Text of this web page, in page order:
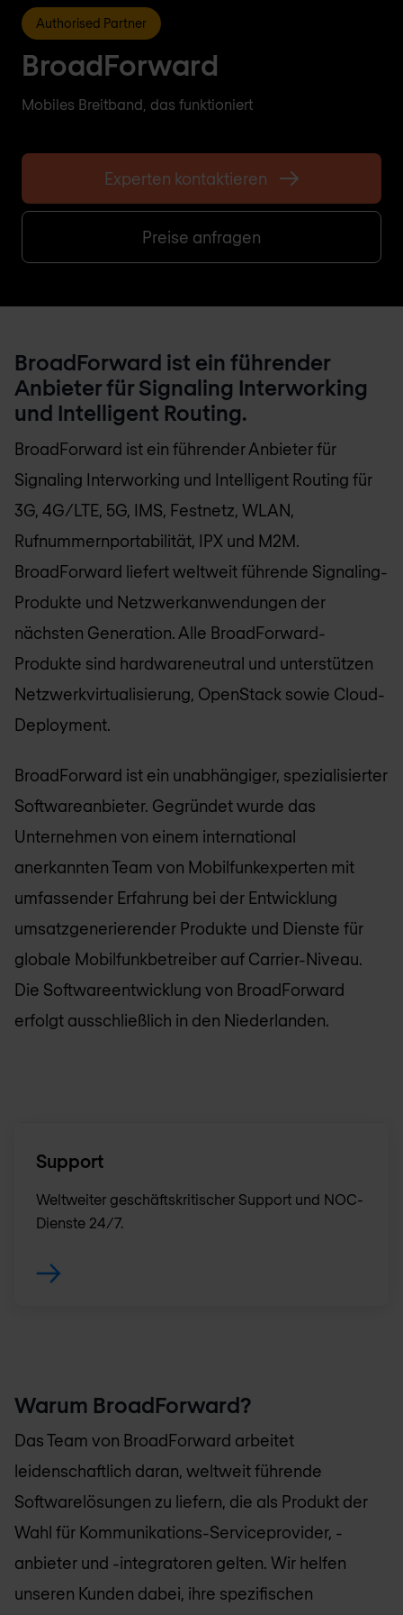
Authorised Partner
BroadForward
Mobiles Breitband, das funktioniert
Experten kontaktieren
Preise anfragen
BroadForward ist ein führender
Anbieter für Signaling Interworking
und Intelligent Routing.
BroadForward ist ein führender Anbieter für
Signaling Interworking und Intelligent Routing für
3G, 4G/LTE, 5G, IMS, Festnetz, WLAN,
Rufnummernportabilität, IPX und M2M.
BroadForward liefert weltweit führende Signaling-
Produkte und Netzwerkanwendungen der
nächsten Generation. Alle BroadForward-
Produkte sind hardwareneutral und unterstützen
Netzwerkvirtualisierung, OpenStack sowie Cloud-
Deployment.
BroadForward ist ein unabhängiger, spezialisierter
Softwareanbieter. Gegründet wurde das
Unternehmen von einem international
anerkannten Team von Mobilfunkexperten mit
umfassender Erfahrung bei der Entwicklung
umsatzgenerierender Produkte und Dienste für
globale Mobilfunkbetreiber auf Carrier-Niveau.
Die Softwareentwicklung von BroadForward
erfolgt ausschließlich in den Niederlanden.
Support
Weltweiter geschäftskritischer Support und NOC-
Dienste 24/7.
Warum BroadForward?
Das Team von BroadForward arbeitet
leidenschaftlich daran, weltweit führende
Softwarelösungen zu liefern, die als Produkt der
Wahl für Kommunikations-Serviceprovider, -
anbieter und -integratoren gelten. Wir helfen
unseren Kunden dabei, ihre spezifischen